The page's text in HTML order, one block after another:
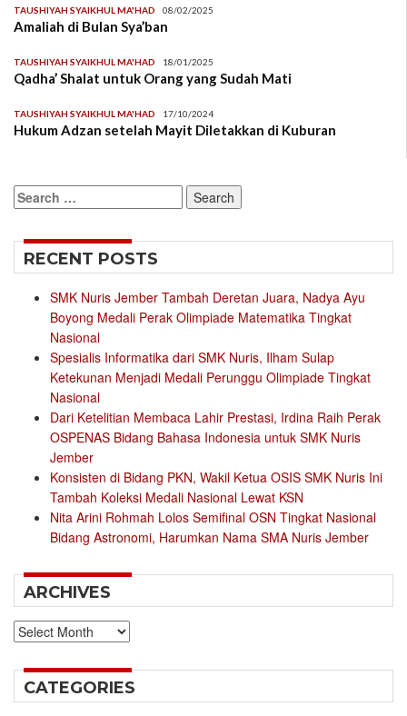
TAUSHIYAH SYAIKHUL MA'HAD 08/02/2025
Amaliah di Bulan Sya’ban
TAUSHIYAH SYAIKHUL MA'HAD 18/01/2025
Qadha’ Shalat untuk Orang yang Sudah Mati
TAUSHIYAH SYAIKHUL MA'HAD 17/10/2024
Hukum Adzan setelah Mayit Diletakkan di Kuburan
Search
for:
RECENT POSTS
SMK Nuris Jember Tambah Deretan Juara, Nadya Ayu
Boyong Medali Perak Olimpiade Matematika Tingkat
Nasional
Spesialis Informatika dari SMK Nuris, Ilham Sulap
Ketekunan Menjadi Medali Perunggu Olimpiade Tingkat
Nasional
Dari Ketelitian Membaca Lahir Prestasi, Irdina Raih Perak
OSPENAS Bidang Bahasa Indonesia untuk SMK Nuris
Jember
Konsisten di Bidang PKN, Wakil Ketua OSIS SMK Nuris Ini
Tambah Koleksi Medali Nasional Lewat KSN
Nita Arini Rohmah Lolos Semifinal OSN Tingkat Nasional
Bidang Astronomi, Harumkan Nama SMA Nuris Jember
ARCHIVES
Archives
CATEGORIES